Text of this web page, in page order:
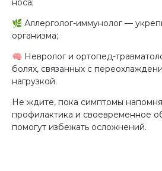
носа;
🌿 Аллерголог-иммунолог—
организма;
🧠 Невролог и ортопед-
болях, связанных с
нагрузкой.
Не ждите, пока симптомы
профилактика и своевременное
помогут избежать осложнений.